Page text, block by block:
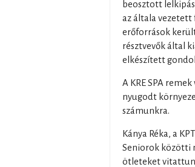
beosztott
az általa vezetett
erőforrások
résztvevők által
elkészített
A KRE SPA
nyugodt
számunkra.
Kánya Réka, a
Seniorok közötti
ötleteket